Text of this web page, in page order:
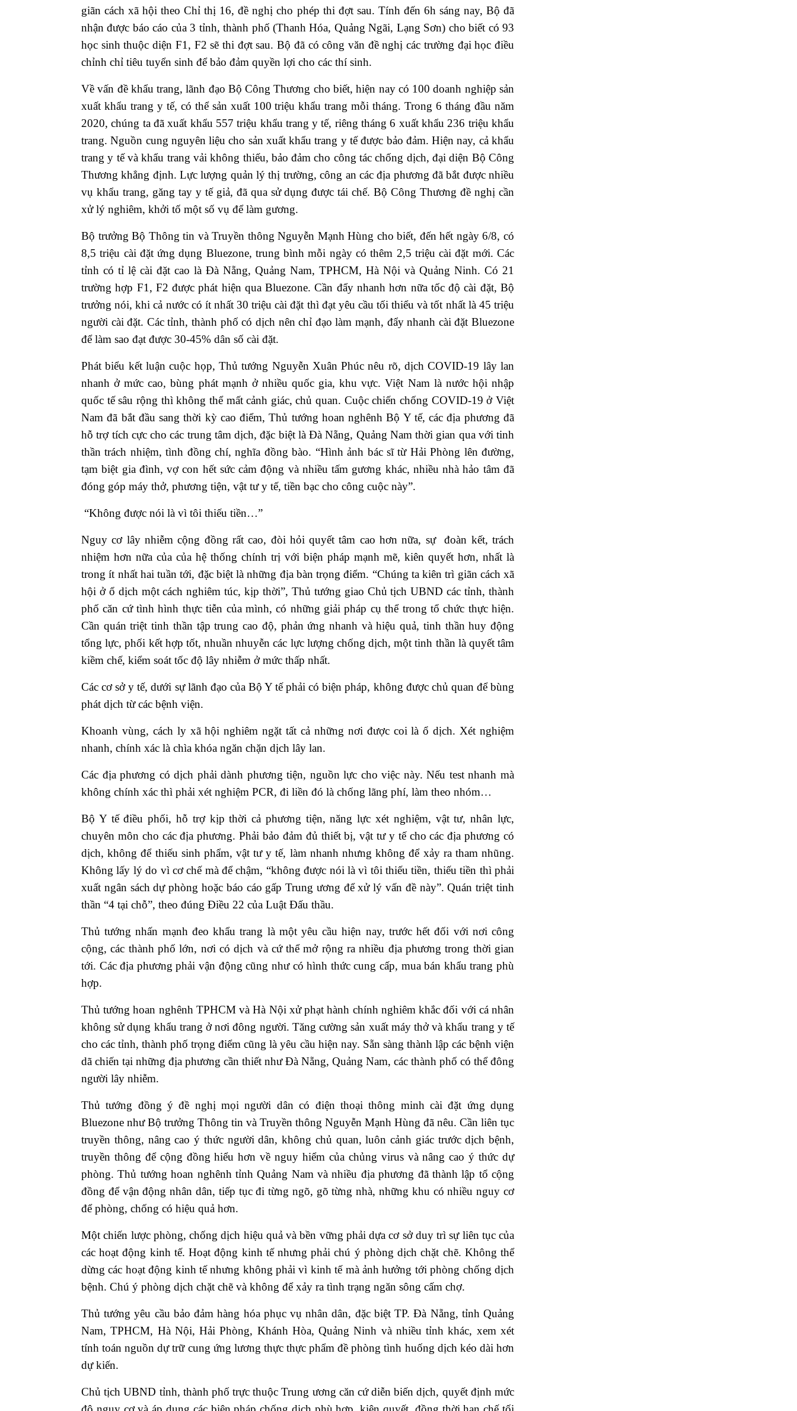
giãn cách xã hội theo Chỉ thị 16, đề nghị cho phép thi đợt sau. Tính đến 6h sáng nay, Bộ đã
nhận được báo cáo của 3 tỉnh, thành phố (Thanh Hóa, Quảng Ngãi, Lạng Sơn) cho biết có 93
học sinh thuộc diện F1, F2 sẽ thi đợt sau. Bộ đã có công văn đề nghị các trường đại học điều
chỉnh chỉ tiêu tuyển sinh để bảo đảm quyền lợi cho các thí sinh.
Về vấn đề khẩu trang, lãnh đạo Bộ Công Thương cho biết, hiện nay có 100 doanh nghiệp sản
xuất khẩu trang y tế, có thể sản xuất 100 triệu khẩu trang mỗi tháng. Trong 6 tháng đầu năm
2020, chúng ta đã xuất khẩu 557 triệu khẩu trang y tế, riêng tháng 6 xuất khẩu 236 triệu khẩu
trang. Nguồn cung nguyên liệu cho sản xuất khẩu trang y tế được bảo đảm. Hiện nay, cả khẩu
trang y tế và khẩu trang vải không thiếu, bảo đảm cho công tác chống dịch, đại diện Bộ Công
Thương khẳng định. Lực lượng quản lý thị trường, công an các địa phương đã bắt được nhiều
vụ khẩu trang, găng tay y tế giả, đã qua sử dụng được tái chế. Bộ Công Thương đề nghị cần
xử lý nghiêm, khởi tố một số vụ để làm gương.
Bộ trưởng Bộ Thông tin và Truyền thông Nguyễn Mạnh Hùng cho biết, đến hết ngày 6/8, có
8,5 triệu cài đặt ứng dụng Bluezone, trung bình mỗi ngày có thêm 2,5 triệu cài đặt mới. Các
tỉnh có tỉ lệ cài đặt cao là Đà Nẵng, Quảng Nam, TPHCM, Hà Nội và Quảng Ninh. Có 21
trường hợp F1, F2 được phát hiện qua Bluezone. Cần đẩy nhanh hơn nữa tốc độ cài đặt, Bộ
trưởng nói, khi cả nước có ít nhất 30 triệu cài đặt thì đạt yêu cầu tối thiểu và tốt nhất là 45 triệu
người cài đặt. Các tỉnh, thành phố có dịch nên chỉ đạo làm mạnh, đẩy nhanh cài đặt Bluezone
để làm sao đạt được 30-45% dân số cài đặt.
Phát biểu kết luận cuộc họp, Thủ tướng Nguyễn Xuân Phúc nêu rõ, dịch COVID-19 lây lan
nhanh ở mức cao, bùng phát mạnh ở nhiều quốc gia, khu vực. Việt Nam là nước hội nhập
quốc tế sâu rộng thì không thể mất cảnh giác, chủ quan. Cuộc chiến chống COVID-19 ở Việt
Nam đã bắt đầu sang thời kỳ cao điểm, Thủ tướng hoan nghênh Bộ Y tế, các địa phương đã
hỗ trợ tích cực cho các trung tâm dịch, đặc biệt là Đà Nẵng, Quảng Nam thời gian qua với tinh
thần trách nhiệm, tình đồng chí, nghĩa đồng bào. “Hình ảnh bác sĩ từ Hải Phòng lên đường,
tạm biệt gia đình, vợ con hết sức cảm động và nhiều tấm gương khác, nhiều nhà hảo tâm đã
đóng góp máy thở, phương tiện, vật tư y tế, tiền bạc cho công cuộc này”.
“Không được nói là vì tôi thiếu tiền…”
Nguy cơ lây nhiễm cộng đồng rất cao, đòi hỏi quyết tâm cao hơn nữa, sự đoàn kết, trách
nhiệm hơn nữa của của hệ thống chính trị với biện pháp mạnh mẽ, kiên quyết hơn, nhất là
trong ít nhất hai tuần tới, đặc biệt là những địa bàn trọng điểm. “Chúng ta kiên trì giãn cách xã
hội ở ổ dịch một cách nghiêm túc, kịp thời”, Thủ tướng giao Chủ tịch UBND các tỉnh, thành
phố căn cứ tình hình thực tiễn của mình, có những giải pháp cụ thể trong tổ chức thực hiện.
Cần quán triệt tinh thần tập trung cao độ, phản ứng nhanh và hiệu quả, tinh thần huy động
tổng lực, phối kết hợp tốt, nhuần nhuyễn các lực lượng chống dịch, một tinh thần là quyết tâm
kiềm chế, kiểm soát tốc độ lây nhiễm ở mức thấp nhất.
Các cơ sở y tế, dưới sự lãnh đạo của Bộ Y tế phải có biện pháp, không được chủ quan để bùng
phát dịch từ các bệnh viện.
Khoanh vùng, cách ly xã hội nghiêm ngặt tất cả những nơi được coi là ổ dịch. Xét nghiệm
nhanh, chính xác là chìa khóa ngăn chặn dịch lây lan.
Các địa phương có dịch phải dành phương tiện, nguồn lực cho việc này. Nếu test nhanh mà
không chính xác thì phải xét nghiệm PCR, đi liền đó là chống lãng phí, làm theo nhóm…
Bộ Y tế điều phối, hỗ trợ kịp thời cả phương tiện, năng lực xét nghiệm, vật tư, nhân lực,
chuyên môn cho các địa phương. Phải bảo đảm đủ thiết bị, vật tư y tế cho các địa phương có
dịch, không để thiếu sinh phẩm, vật tư y tế, làm nhanh nhưng không để xảy ra tham nhũng.
Không lấy lý do vì cơ chế mà để chậm, “không được nói là vì tôi thiếu tiền, thiếu tiền thì phải
xuất ngân sách dự phòng hoặc báo cáo gấp Trung ương để xử lý vấn đề này”. Quán triệt tinh
thần “4 tại chỗ”, theo đúng Điều 22 của Luật Đấu thầu.
Thủ tướng nhấn mạnh đeo khẩu trang là một yêu cầu hiện nay, trước hết đối với nơi công
cộng, các thành phố lớn, nơi có dịch và cứ thể mở rộng ra nhiều địa phương trong thời gian
tới. Các địa phương phải vận động cũng như có hình thức cung cấp, mua bán khẩu trang phù
hợp.
Thủ tướng hoan nghênh TPHCM và Hà Nội xử phạt hành chính nghiêm khắc đối với cá nhân
không sử dụng khẩu trang ở nơi đông người. Tăng cường sản xuất máy thở và khẩu trang y tế
cho các tỉnh, thành phố trọng điểm cũng là yêu cầu hiện nay. Sẵn sàng thành lập các bệnh viện
dã chiến tại những địa phương cần thiết như Đà Nẵng, Quảng Nam, các thành phố có thể đông
người lây nhiễm.
Thủ tướng đồng ý đề nghị mọi người dân có điện thoại thông minh cài đặt ứng dụng
Bluezone như Bộ trưởng Thông tin và Truyền thông Nguyễn Mạnh Hùng đã nêu. Cần liên tục
truyền thông, nâng cao ý thức người dân, không chủ quan, luôn cảnh giác trước dịch bệnh,
truyền thông để cộng đồng hiểu hơn về nguy hiểm của chủng virus và nâng cao ý thức dự
phòng. Thủ tướng hoan nghênh tỉnh Quảng Nam và nhiều địa phương đã thành lập tổ cộng
đồng để vận động nhân dân, tiếp tục đi từng ngõ, gõ từng nhà, những khu có nhiều nguy cơ
để phòng, chống có hiệu quả hơn.
Một chiến lược phòng, chống dịch hiệu quả và bền vững phải dựa cơ sở duy trì sự liên tục của
các hoạt động kinh tế. Hoạt động kinh tế nhưng phải chú ý phòng dịch chặt chẽ. Không thể
dừng các hoạt động kinh tế nhưng không phải vì kinh tế mà ảnh hưởng tới phòng chống dịch
bệnh. Chú ý phòng dịch chặt chẽ và không để xảy ra tình trạng ngăn sông cấm chợ.
Thủ tướng yêu cầu bảo đảm hàng hóa phục vụ nhân dân, đặc biệt TP. Đà Nẵng, tỉnh Quảng
Nam, TPHCM, Hà Nội, Hải Phòng, Khánh Hòa, Quảng Ninh và nhiều tỉnh khác, xem xét
tính toán nguồn dự trữ cung ứng lương thực thực phẩm đề phòng tình huống dịch kéo dài hơn
dự kiến.
Chủ tịch UBND tỉnh, thành phố trực thuộc Trung ương căn cứ diễn biến dịch, quyết định mức